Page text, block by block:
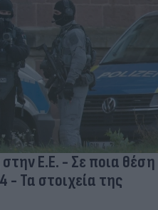
στην Ε.Ε. - Σε ποια θέση
- Τα στοιχεία της